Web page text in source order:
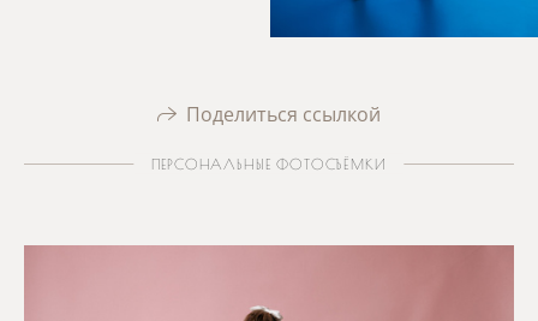
Поделиться ссылкой
ПЕРСОНАЛЬНЫЕ ФОТОСЪЁМКИ